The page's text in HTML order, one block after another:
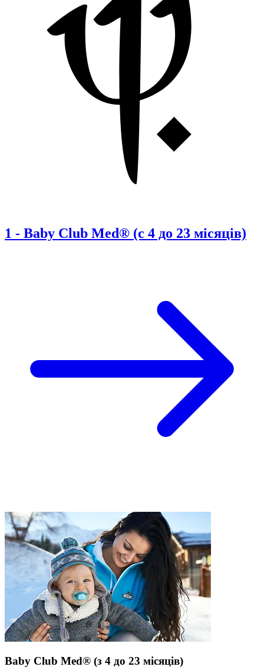
1 - Baby Club Med® (с 4 до 23 місяців)
Baby Club Med® (з 4 до 23 місяців)